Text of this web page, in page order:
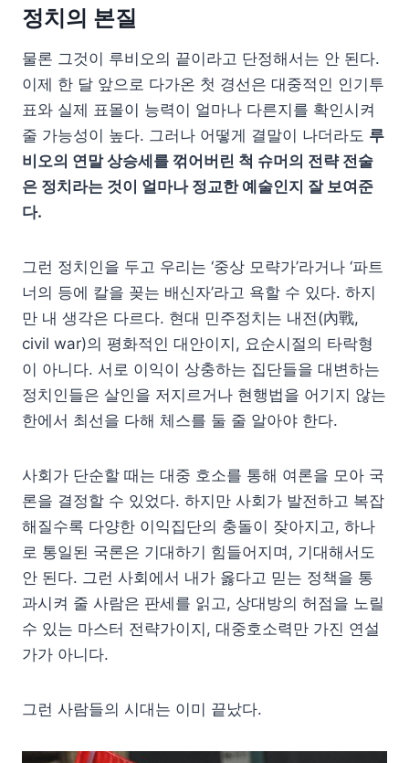
정치의 본질
물론 그것이 루비오의 끝이라고 단정해서는 안 된다.
이제 한 달 앞으로 다가온 첫 경선은 대중적인 인기투
표와 실제 표몰이 능력이 얼마나 다른지를 확인시켜
줄 가능성이 높다. 그러나 어떻게 결말이 나더라도 루
비오의 연말 상승세를 꺾어버린 척 슈머의 전략 전술
은 정치라는 것이 얼마나 정교한 예술인지 잘 보여준
다.
그런 정치인을 두고 우리는 ‘중상 모략가’라거나 ‘파트
너의 등에 칼을 꽂는 배신자’라고 욕할 수 있다. 하지
만 내 생각은 다르다. 현대 민주정치는 내전(內戰,
civil war)의 평화적인 대안이지, 요순시절의 타락형
이 아니다. 서로 이익이 상충하는 집단들을 대변하는
정치인들은 살인을 저지르거나 현행법을 어기지 않는
한에서 최선을 다해 체스를 둘 줄 알아야 한다.
사회가 단순할 때는 대중 호소를 통해 여론을 모아 국
론을 결정할 수 있었다. 하지만 사회가 발전하고 복잡
해질수록 다양한 이익집단의 충돌이 잦아지고, 하나
로 통일된 국론은 기대하기 힘들어지며, 기대해서도
안 된다. 그런 사회에서 내가 옳다고 믿는 정책을 통
과시켜 줄 사람은 판세를 읽고, 상대방의 허점을 노릴
수 있는 마스터 전략가이지, 대중호소력만 가진 연설
가가 아니다.
그런 사람들의 시대는 이미 끝났다.